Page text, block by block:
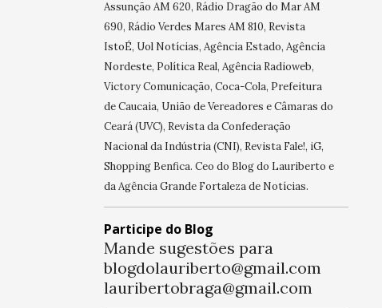
Assunção AM 620, Rádio Dragão do Mar AM
690, Rádio Verdes Mares AM 810, Revista
IstoÉ, Uol Notícias, Agência Estado, Agência
Nordeste, Política Real, Agência Radioweb,
Victory Comunicação, Coca-Cola, Prefeitura
de Caucaia, União de Vereadores e Câmaras do
Ceará (UVC), Revista da Confederação
Nacional da Indústria (CNI), Revista Fale!, iG,
Shopping Benfica. Ceo do Blog do Lauriberto e
da Agência Grande Fortaleza de Notícias.
Participe do Blog
Mande sugestões para
blogdolauriberto@gmail.com
lauribertobraga@gmail.com